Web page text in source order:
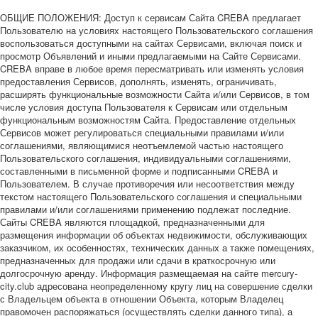
ОБЩИЕ ПОЛОЖЕНИЯ: Доступ к сервисам Сайта CREBA предлагает
Пользователю на условиях настоящего Пользовательского соглашения
воспользоваться доступными на сайтах Сервисами, включая поиск и
просмотр Объявлений и иными предлагаемыми на Сайте Сервисами.
CREBA вправе в любое время пересматривать или изменять условия
предоставления Сервисов, дополнять, изменять, ограничивать,
расширять функциональные возможности Сайта и/или Сервисов, в том
числе условия доступа Пользователя к Сервисам или отдельным
функциональным возможностям Сайта. Предоставление отдельных
Сервисов может регулироваться специальными правилами и/или
соглашениями, являющимися неотъемлемой частью настоящего
Пользовательского соглашения, индивидуальными соглашениями,
составленными в письменной форме и подписанными CREBA и
Пользователем. В случае противоречия или несоответствия между
текстом настоящего Пользовательского соглашения и специальными
правилами и/или соглашениями применению подлежат последние.
Сайты CREBA являются площадкой, предназначенными для
размещения информации об объектах недвижимости, обслуживающих
заказчиком, их особенностях, технических данных а также помещениях,
предназначенных для продажи или сдачи в краткосрочную или
долгосрочную аренду. Информация размещаемая на сайте mercury-
city.club адресована неопределенному кругу лиц на совершение сделки
с Владельцем объекта в отношении Объекта, которым Владелец
правомочен распоряжаться (осуществлять сделки данного типа), а